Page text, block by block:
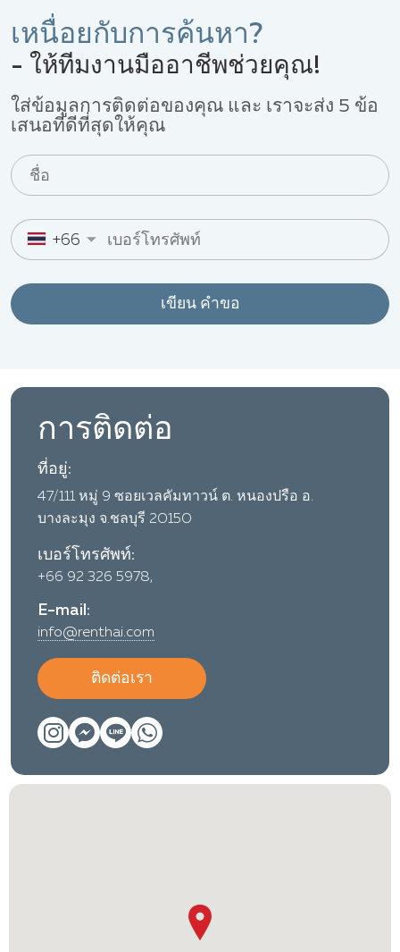
เหนื่อยกับการค้นหา?
- ให้ทีมงานมืออาชีพช่วยคุณ!
ใส่ข้อมูลการติดต่อของคุณ และ เราจะส่ง 5 ข้อ
เสนอที่ดีที่สุดให้คุณ
+66
เขียน คำขอ
การติดต่อ
ที่อยู่:
47/111 หมู่ 9 ซอยเวลคัมทาวน์ ต. หนองปรือ อ.
บางละมุง จ.ชลบุรี 20150
เบอร์โทรศัพท์:
+66 92 326 5978,
E-mail:
info@renthai.com
ติดต่อเรา